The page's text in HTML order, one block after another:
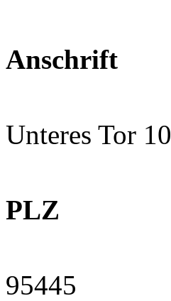
Anschrift
Unteres Tor 10
PLZ
95445